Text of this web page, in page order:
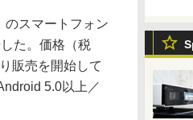
スマートフォン
た。価格（税
販売を開始して
5.0以上／